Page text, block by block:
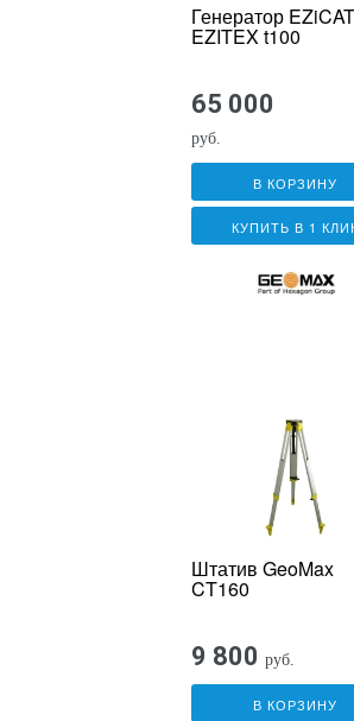
Генератор EZiCAT
EZITEX t100
65 000
руб.
В КОРЗИНУ
КУПИТЬ В 1
Штатив GeoMax
CT160
9 800 руб.
В КОРЗИНУ